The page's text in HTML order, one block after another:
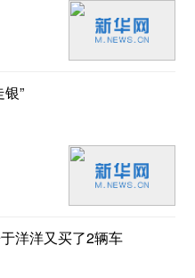
”
洋洋又买了2辆车